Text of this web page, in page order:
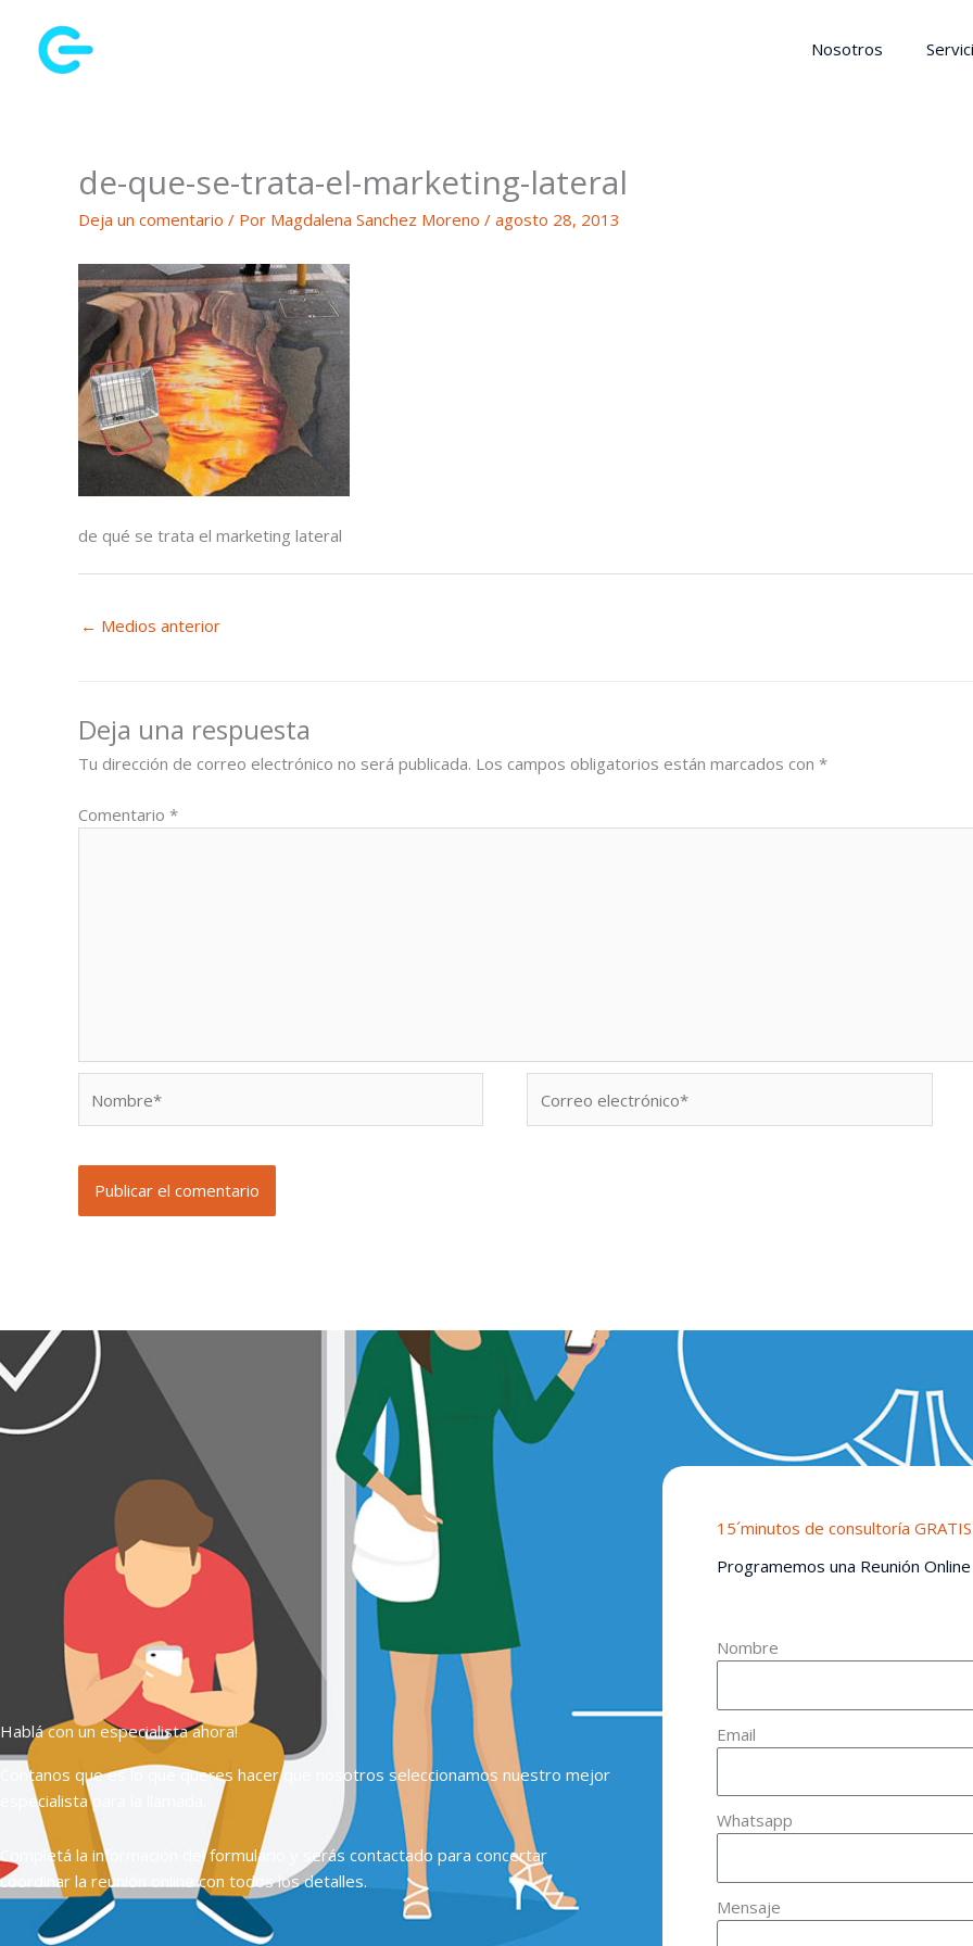
contenido
Nosotros
de-que-se-trata-el-marketing-lateral
Deja un comentario / Por Magdalena Sanchez Moreno / agosto 28, 2013
de qué se trata el marketing lateral
← Medios anterior
Deja una respuesta
Tu dirección de correo electrónico no será publicada. Los campos obligatorios están marcados con *
Comentario *
electrónico*
Hablá con un especialista ahora!
Contanos que es lo que queres hacer que nosotros seleccionamos nuestro mejor
especialista para la llamada.
Completá la información del formulario y serás contactado para concertar
coordinar la reunión online con todos los detalles.
15´minutos de consultoría GRATIS
Programemos una Reunión Online
Nombre
Email
Whatsapp
Mensaje